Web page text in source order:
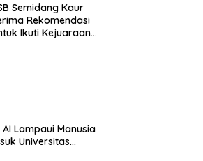
Semidang Kaur
Rekomendasi
Ikuti Kejuaraan
Lampaui Manusia
Universitas